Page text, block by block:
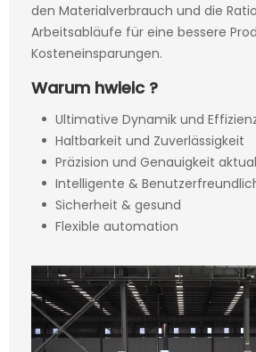
den Materialverbrauch und die
Arbeitsabläufe für eine bessere
Kosteneinsparungen.
Warum hwieic ?
Ultimative Dynamik und
Haltbarkeit und Zuverlässigkeit
Präzision und Genauigkeit
Intelligente &
Sicherheit & gesund
Flexible automation